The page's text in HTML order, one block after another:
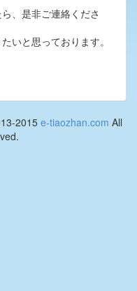
、是非ご連絡くださ
いと思っております。
2015 e-tiaozhan.com All